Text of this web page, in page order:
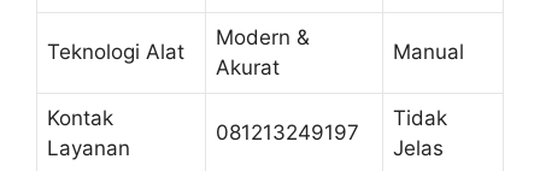
Teknologi Alat
Modern &
Akurat
Manual
Kontak
Layanan
081213249197
Tidak
Jelas